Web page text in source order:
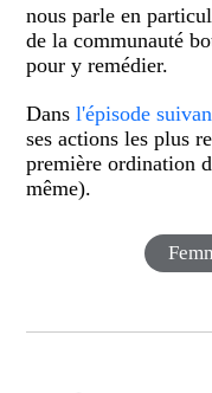
nous parle en
de la communauté
pour y remédier.
Dansl'épisode
ses actions les plus
première ordination
même).